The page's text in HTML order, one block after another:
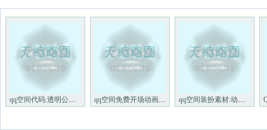
qq空间代码:透明公告栏LOVELET qq空间免费开场动画:欢迎来我 qq空间装扮素材:动态可爱的闪